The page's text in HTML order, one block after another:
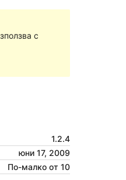
с
1.2.4
юни 17, 2009
По-малко от 10